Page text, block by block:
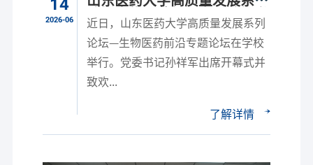
14
2026-06
论坛生物医药前沿专题论坛举
行
近日，山东医药大学高质量发展系列
论坛—生物医药前沿专题论坛在学校
举行。党委书记孙祥军出席开幕式并
致欢...
了解详情